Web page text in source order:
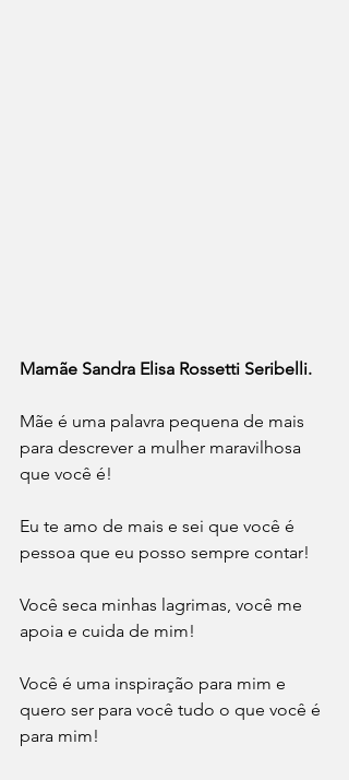
Mamãe Sandra Elisa Rossetti Seribelli.
Mãe é uma palavra pequena de mais
para descrever a mulher maravilhosa
que você é!
Eu te amo de mais e sei que você é
pessoa que eu posso sempre contar!
Você seca minhas lagrimas, você me
apoia e cuida de mim!
Você é uma inspiração para mim e
quero ser para você tudo o que você é
para mim!